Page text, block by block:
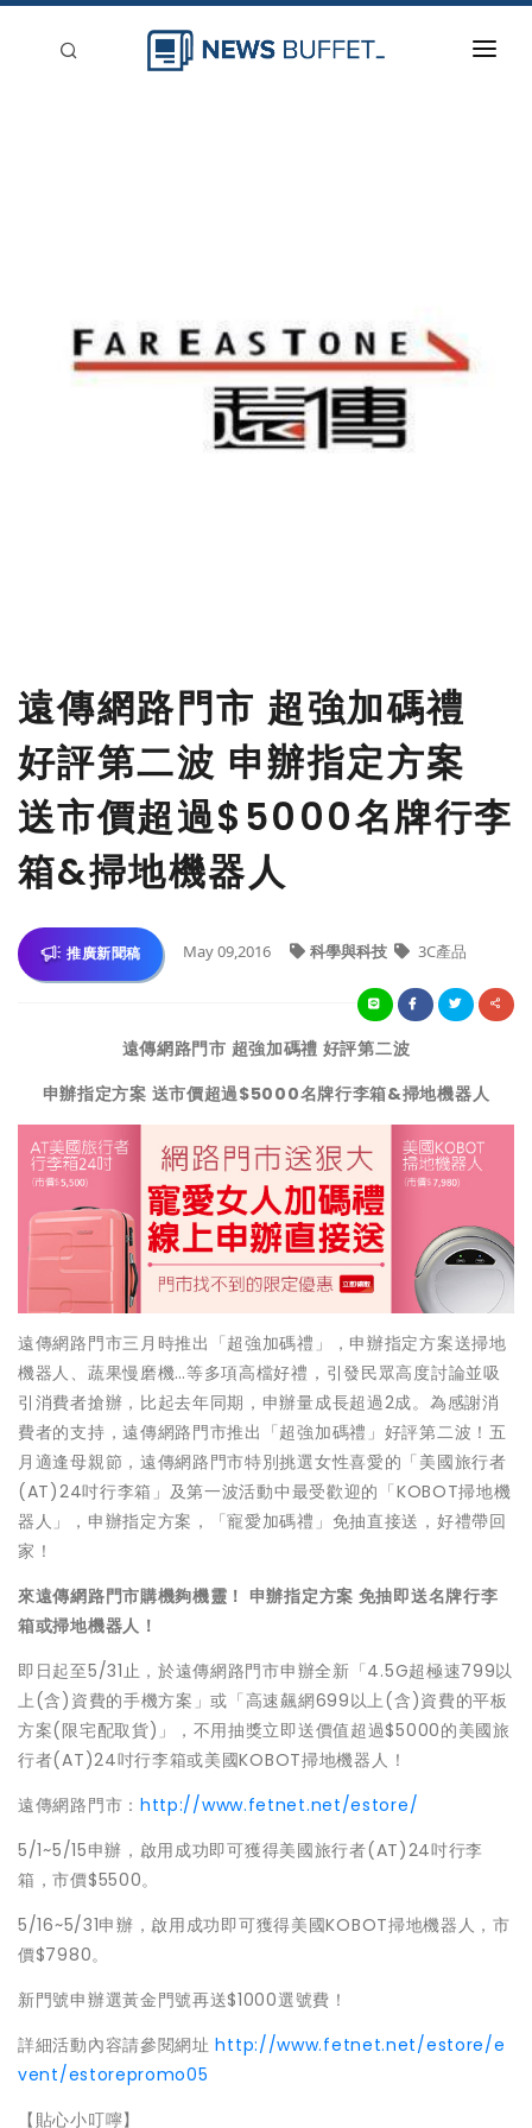
遠傳網路門市 超強加碼禮
好評第二波 申辦指定方案
送市價超過$5000名牌行李
箱&掃地機器人
推廣新聞稿 May 09,2016 科學與科技 3C產品
遠傳網路門市 超強加碼禮 好評第二波
申辦指定方案 送市價超過$5000名牌行李箱&掃地機器人
遠傳網路門市三月時推出「超強加碼禮」，申辦指定方案送掃地
機器人、蔬果慢磨機…等多項高檔好禮，引發民眾高度討論並吸
引消費者搶辦，比起去年同期，申辦量成長超過2成。為感謝消
費者的支持，遠傳網路門市推出「超強加碼禮」好評第二波！五
月適逢母親節，遠傳網路門市特別挑選女性喜愛的「美國旅行者
(AT)24吋行李箱」及第一波活動中最受歡迎的「KOBOT掃地機
器人」，申辦指定方案，「寵愛加碼禮」免抽直接送，好禮帶回
家！
來遠傳網路門市購機夠機靈！ 申辦指定方案 免抽即送名牌行李
箱或掃地機器人！
即日起至5/31止，於遠傳網路門市申辦全新「4.5G超極速799以
上(含)資費的手機方案」或「高速飆網699以上(含)資費的平板
方案(限宅配取貨)」，不用抽獎立即送價值超過$5000的美國旅
行者(AT)24吋行李箱或美國KOBOT掃地機器人！
遠傳網路門市： http://www.fetnet.net/estore/
5/1~5/15申辦，啟用成功即可獲得美國旅行者(AT)24吋行李
箱，市價$5500。
5/16~5/31申辦，啟用成功即可獲得美國KOBOT掃地機器人，市
價$7980。
新門號申辦選黃金門號再送$1000選號費！
詳細活動內容請參閱網址http://www.fetnet.net/estore/e
vent/estorepromo05
【貼心小叮嚀】